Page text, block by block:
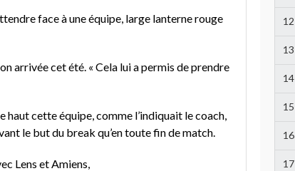
face à une équipe, large lanterne rouge
arrivée cet été. « Cela lui a permis de prendre
cette équipe, comme l’indiquait le coach,
le but du break qu’en toute fin de match.
Lens et Amiens,
12
13
14
15
16
17